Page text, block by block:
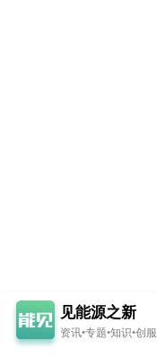
见能源之新
资讯•专题•知识•创服